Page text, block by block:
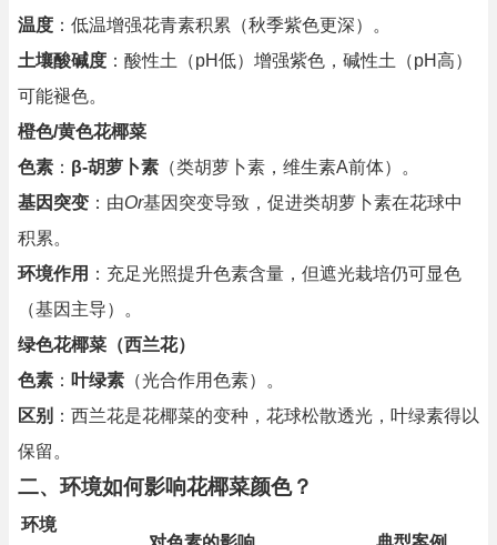
温度 ：低温增强花青素积累（秋季紫色更深）。
土壤酸碱度 ：酸性土（pH低）增强紫色，碱性土（pH高）
可能褪色。
橙色/黄色花椰菜
色素 ： β-胡萝卜素 （类胡萝卜素，维生素A前体）。
基因突变 ：由Or基因突变导致，促进类胡萝卜素在花球中
积累。
环境作用 ：充足光照提升色素含量，但遮光栽培仍可显色
（基因主导）。
绿色花椰菜（西兰花）
色素 ： 叶绿素 （光合作用色素）。
区别 ：西兰花是花椰菜的变种，花球松散透光，叶绿素得以
保留。
二、环境如何影响花椰菜颜色？
环境